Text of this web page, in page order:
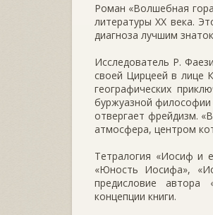
Роман «Волшебная
литературы XX века.
диагноза лучшим
Исследователь Р.
своей Цирцеей в лице
географических
буржуазной философии
отвергает фрейдизм.
атмосфера, центром
Тетралогия «Иосиф и
«Юность Иосифа»,
предисловие автора
концепции книги.